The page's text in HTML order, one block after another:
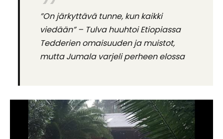
”On järkyttävä tunne, kun kaikki
viedään” – Tulva huuhtoi Etiopiassa
Tedderien omaisuuden ja muistot,
mutta Jumala varjeli perheen elossa